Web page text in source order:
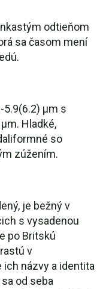
odtieňom
sa časom mení
5.9(6.2) μm s
Hladké,
so
zúžením.
je bežný v
s vysadenou
po Britskú
v
názvy a identita
od seba